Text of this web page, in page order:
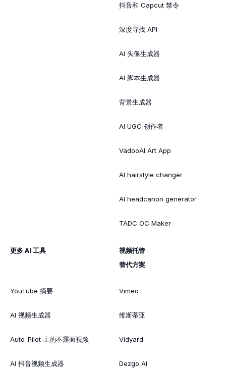
抖音和 Capcut 禁令
深度寻找 API
AI 头像生成器
AI 脚本生成器
背景生成器
AI UGC 创作者
VadooAI Art App
AI hairstyle changer
AI headcanon generator
TADC OC Maker
更多 AI 工具
YouTube 摘要
AI 视频生成器
Auto-Pilot 上的不露面视频
AI 抖音视频生成器
视频托管
替代方案
Vimeo
维斯蒂亚
Vidyard
Dezgo AI